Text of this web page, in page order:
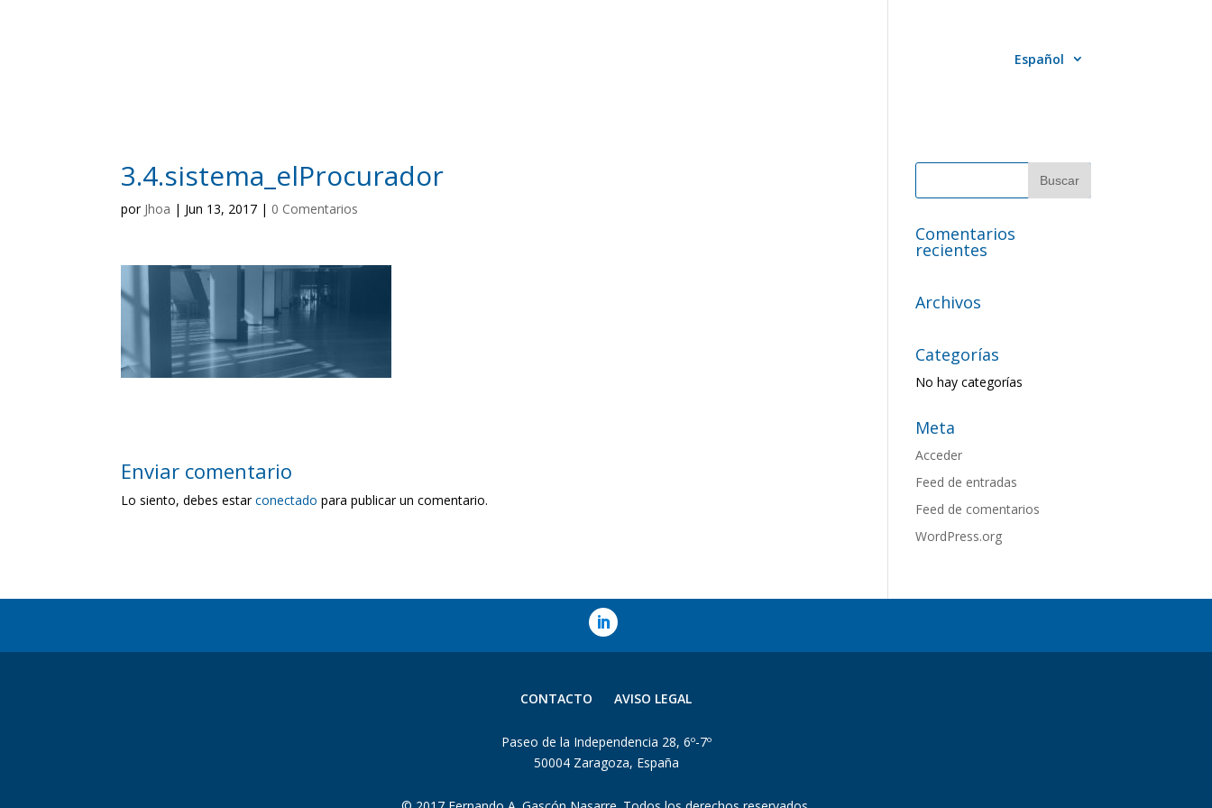
Español
3.4.sistema_elProcurador
por Jhoa | Jun 13, 2017 | 0 Comentarios
Enviar comentario
Lo siento, debes estarconectado para publicar un comentario.
Comentarios
recientes
Archivos
Categorías
No hay categorías
Meta
Acceder
Feed de entradas
Feed de comentarios
WordPress.org
CONTACTO AVISO LEGAL
Paseo de la Independencia 28, 6º-7º
50004 Zaragoza, España